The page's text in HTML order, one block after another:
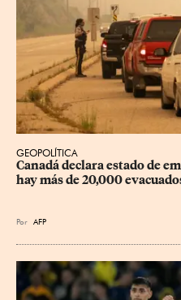
GEOPOLÍTICA
Canadá declara estado de
hay más de 20,000
Por AFP